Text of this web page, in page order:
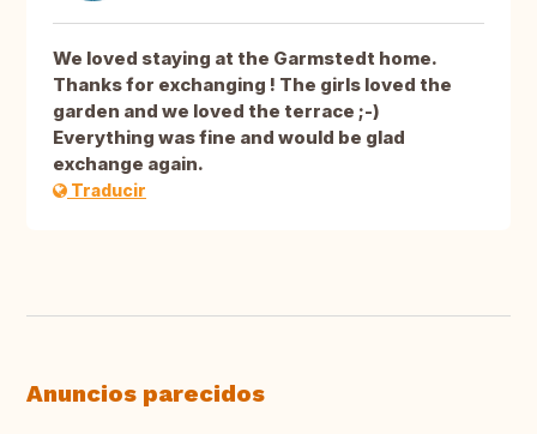
We loved staying at the Garmstedt home.
Thanks for exchanging ! The girls loved the
garden and we loved the terrace ;-)
Everything was fine and would be glad
exchange again.
Traducir
Anuncios parecidos